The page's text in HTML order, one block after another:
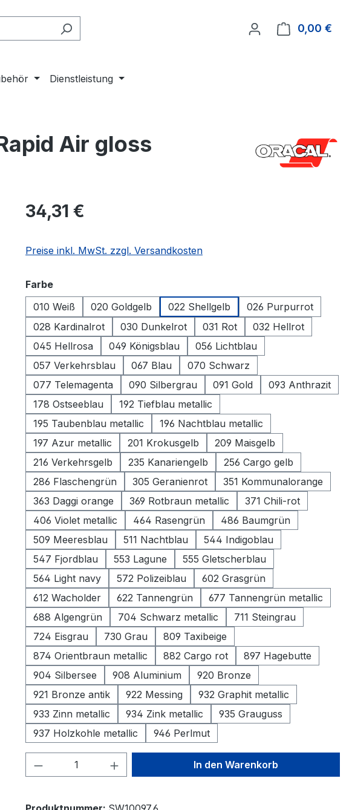
0,00 €
Dienstleistung
Air gloss
Regulärer Preis:
34,31 €
Preise inkl. MwSt. zzgl. Versandkosten
Farbeauswählen
010 Weiß
020 Goldgelb 022 Shellgelb
026 Purpurrot
028 Kardinalrot
030 Dunkelrot 031 Rot
032 Hellrot
045 Hellrosa
049 Königsblau
056 Lichtblau
057 Verkehrsblau
067 Blau
070 Schwarz
077 Telemagenta
090 Silbergrau 091 Gold
093 Anthrazit
178 Ostseeblau
192 Tiefblau metallic
195 Taubenblau metallic
196 Nachtblau metallic
197 Azur metallic
201 Krokusgelb
209 Maisgelb
216 Verkehrsgelb
235 Kanariengelb
256 Cargo gelb
286 Flaschengrün
305 Geranienrot
351 Kommunalorange
363 Daggi orange
369 Rotbraun metallic
371 Chili-rot
406 Violet metallic
464 Rasengrün
486 Baumgrün
509 Meeresblau
511 Nachtblau
544 Indigoblau
547 Fjordblau
553 Lagune
555 Gletscherblau
564 Light navy
572 Polizeiblau
602 Grasgrün
612 Wacholder
622 Tannengrün
677 Tannengrün metallic
688 Algengrün
704 Schwarz metallic
711 Steingrau
724 Eisgrau
730 Grau
809 Taxibeige
874 Orientbraun metallic
882 Cargo rot
897 Hagebutte
904 Silbersee
908 Aluminium
920 Bronze
921 Bronze antik
922 Messing
932 Graphit metallic
933 Zinn metallic
934 Zink metallic
935 Grauguss
937 Holzkohle metallic
946 Perlmut
Produkt Anzahl: Gib den gewünschten Wert
In den Warenkorb